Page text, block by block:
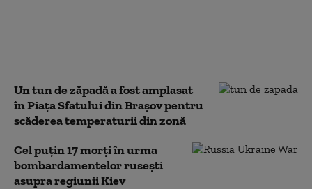
Un tun de zăpadă a fost amplasat
în Piaţa Sfatului din Braşov pentru
scăderea temperaturii din zonă
Cel puțin 17 morți în urma
bombardamentelor rusești
asupra regiunii Kiev